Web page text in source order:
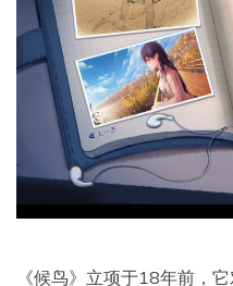
《候鸟》立项于18年前，